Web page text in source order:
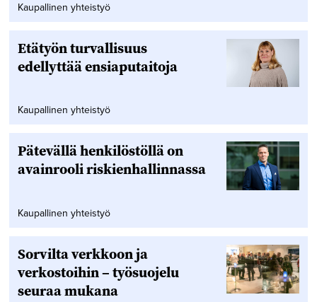
Kaupallinen yhteistyö
Etätyön turvallisuus
edellyttää ensiaputaitoja
Kaupallinen yhteistyö
Pätevällä henkilöstöllä on
avainrooli riskienhallinnassa
Kaupallinen yhteistyö
Sorvilta verkkoon ja
verkostoihin – työsuojelu
seuraa mukana